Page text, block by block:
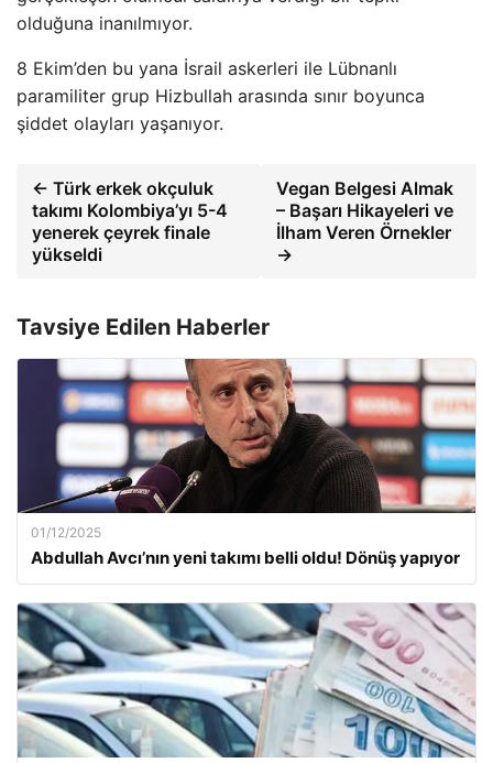
olduğuna inanılmıyor.
8 Ekim’den bu yana İsrail askerleri ile Lübnanlı
paramiliter grup Hizbullah arasında sınır boyunca
şiddet olayları yaşanıyor.
← Türk erkek okçuluk
takımı Kolombiya’yı 5-4
yenerek çeyrek finale
yükseldi
Vegan Belgesi Almak
– Başarı Hikayeleri ve
İlham Veren Örnekler
→
Tavsiye Edilen Haberler
01/12/2025
Abdullah Avcı’nın yeni takımı belli oldu! Dönüş yapıyor